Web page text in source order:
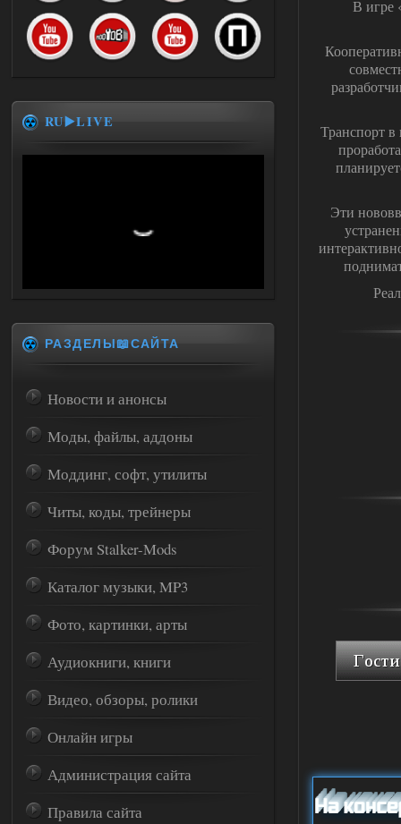
В игре
Транспорт в
Эти
RU▶️LIVE
РАЗДЕЛЫ📖САЙТА
Новости и анонсы
Моды, файлы, аддоны
Моддинг, софт, утилиты
Читы, коды, трейнеры
Форум Stalker-Mods
Каталог музыки, MP3
Фото, картинки, арты
Аудиокниги, книги
Видео, обзоры, ролики
Онлайн игры
Администрация сайта
Правила сайта